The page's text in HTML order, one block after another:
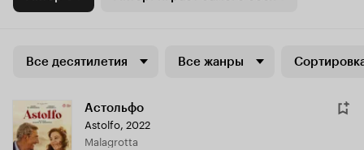
Все десятилетия Все жанры
Астольфо
Astolfo, 2022
Malagrotta